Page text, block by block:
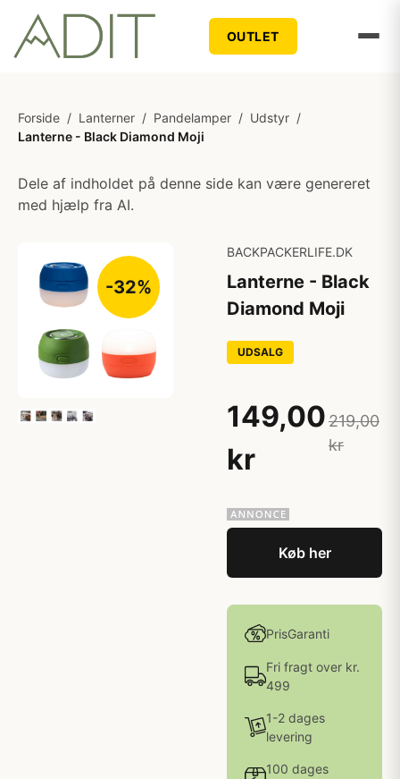
OUTLET
Forside / Lanterner / Pandelamper / Udstyr /
Lanterne - Black Diamond Moji
Dele af indholdet på denne side kan være genereret
med hjælp fra AI.
-32%
BACKPACKERLIFE.DK
Lanterne - Black
Diamond Moji
UDSALG
149,00
kr
219,00
kr
Køb her
PrisGaranti
Fri fragt over kr.
499
1-2 dages
levering
100 dages